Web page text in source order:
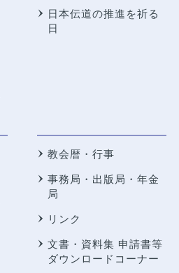
日本伝道の推進を祈る
日
教会暦・行事
事務局・出版局・年金
局
リンク
文書・資料集 申請書等
ダウンロードコーナー